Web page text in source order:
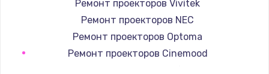
Ремонт проекторов Vivitek
Ремонт проекторов NEC
Ремонт проекторов Optoma
Ремонт проекторов Cinemood